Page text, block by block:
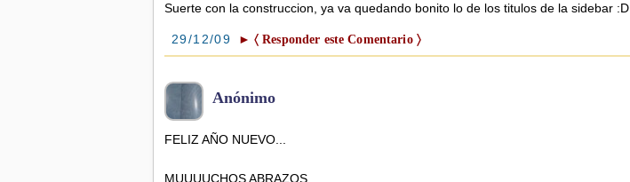
Suerte con la construccion, ya va quedando bonito lo de los titulos de la sidebar :D
29/12/09 ► 〈 Responder este Comentario 〉
Anónimo
FELIZ AÑO NUEVO...
MUUUUCHOS ABRAZOS